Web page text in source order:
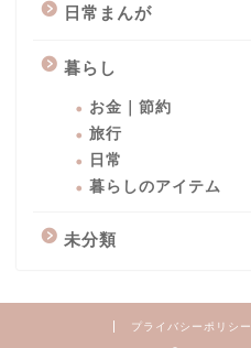
日常まんが
暮らし
お金｜節約
旅行
日常
暮らしのアイテム
未分類
プライバシーポリシー